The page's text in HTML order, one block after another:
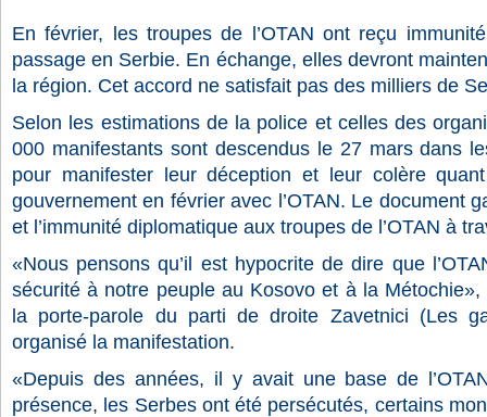
En février, les troupes de l’OTAN ont reçu
passage en Serbie. En échange, elles devront
la région. Cet accord ne satisfait pas des milliers de
Selon les estimations de la police et celles des
000 manifestants sont descendus le 27 mars dans
pour manifester leur déception et leur colère
gouvernement en février avec l’OTAN. Le document
et l’immunité diplomatique aux troupes de l’OTAN à
«Nous pensons qu’il est hypocrite de dire que
sécurité à notre peuple au Kosovo et à la
la porte-parole du parti de droite Zavetnici (Les
organisé la manifestation.
«Depuis des années, il y avait une base de
présence, les Serbes ont été persécutés, certains